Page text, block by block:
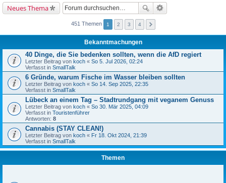
Neues Thema
451 Themen 1 2 3 4
Bekanntmachungen
40 Dinge, die Sie bedenken sollten, wenn die AfD regiert
Letzter Beitrag von koch « So 5. Jul 2026, 02:24
Verfasst in SmallTalk
6 Gründe, warum Fische im Wasser bleiben sollten
Letzter Beitrag von koch « So 14. Sep 2025, 22:35
Verfasst in SmallTalk
Lübeck an einem Tag – Stadtrundgang mit veganem Genuss
Letzter Beitrag von koch « So 30. Mär 2025, 04:09
Verfasst in Touristenführer
Antworten: 8
Cannabis (STAY CLEAN!)
Letzter Beitrag von koch « Fr 18. Okt 2024, 21:39
Verfasst in SmallTalk
Themen